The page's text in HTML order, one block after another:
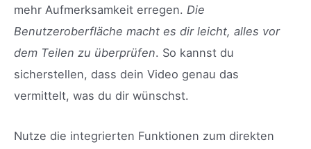
mehr Aufmerksamkeit erregen. Die
Benutzeroberfläche macht es dir leicht, alles vor
dem Teilen zu überprüfen. So kannst du
sicherstellen, dass dein Video genau das
vermittelt, was du dir wünschst.
Nutze die integrierten Funktionen zum direkten